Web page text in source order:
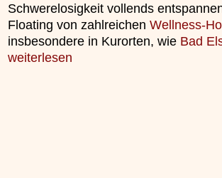
Schwerelosigkeit vollends
Floating von zahlreichen Wellness-
insbesondere in Kurorten, wie Bad
weiterlesen